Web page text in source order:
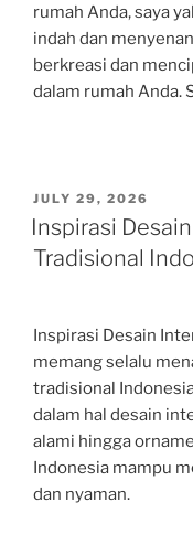
rumah Anda, saya
indah dan
berkreasi dan
dalam rumah Anda.
POSTED
ON
JULY 29, 2026
Inspirasi
Tradisional
Inspirasi Desain
memang selalu
tradisional
dalam hal desain
alami hingga
Indonesia mampu
dan nyaman.